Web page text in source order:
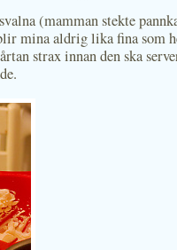
(mamman stekte
mina aldrig lika fina som
strax innan den ska